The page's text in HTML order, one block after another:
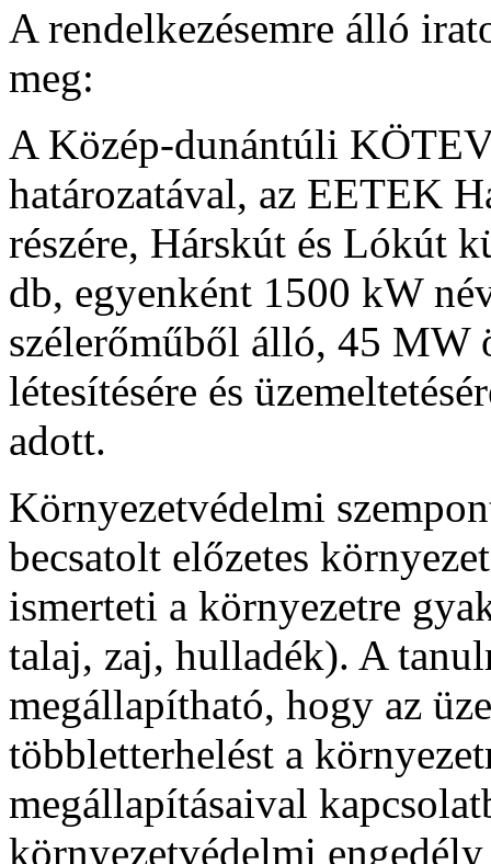
A rendelkezésemre álló
meg:
A Közép-dunántúli
határozatával, az EETEK
részére, Hárskút és Lókút
db, egyenként 1500 kW
szélerőműből álló, 45 MW
létesítésére és
adott.
Környezetvédelmi
becsatolt előzetes
ismerteti a környezetre
talaj, zaj, hulladék). A
megállapítható, hogy az
többletterhelést a
megállapításaival
környezetvédelmi